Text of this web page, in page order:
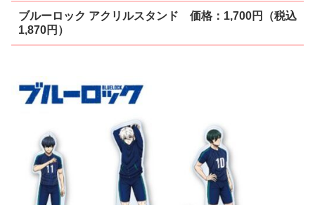
ブルーロック アクリルスタンド 価格：1,700円（税込
1,870円）